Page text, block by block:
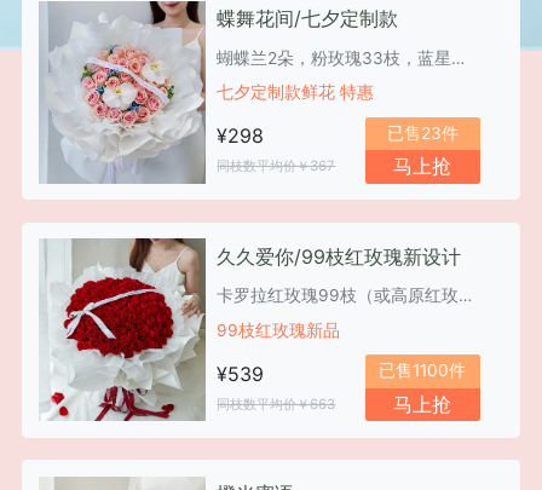
蝶舞花间/七夕定制款
蝴蝶兰2朵，粉玫瑰33枝，蓝星花7枝
七夕定制款鲜花 特惠
¥298
同枝数平均价￥367
已售23件
马上抢
久久爱你/99枝红玫瑰新设计
卡罗拉红玫瑰99枝（或高原红玫瑰）
99枝红玫瑰新品
¥539
同枝数平均价￥663
已售1100件
马上抢